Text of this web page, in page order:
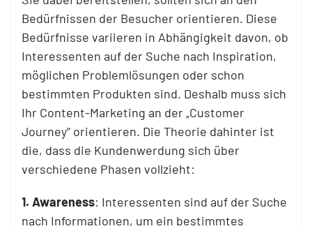
Bedürfnissen der Besucher orientieren. Diese
Bedürfnisse variieren in Abhängigkeit davon, ob
Interessenten auf der Suche nach Inspiration,
möglichen Problemlösungen oder schon
bestimmten Produkten sind. Deshalb muss sich
Ihr Content-Marketing an der „Customer
Journey“ orientieren. Die Theorie dahinter ist
die, dass die Kundenwerdung sich über
verschiedene Phasen vollzieht:
1. Awareness: Interessenten sind auf der Suche
nach Informationen, um ein bestimmtes